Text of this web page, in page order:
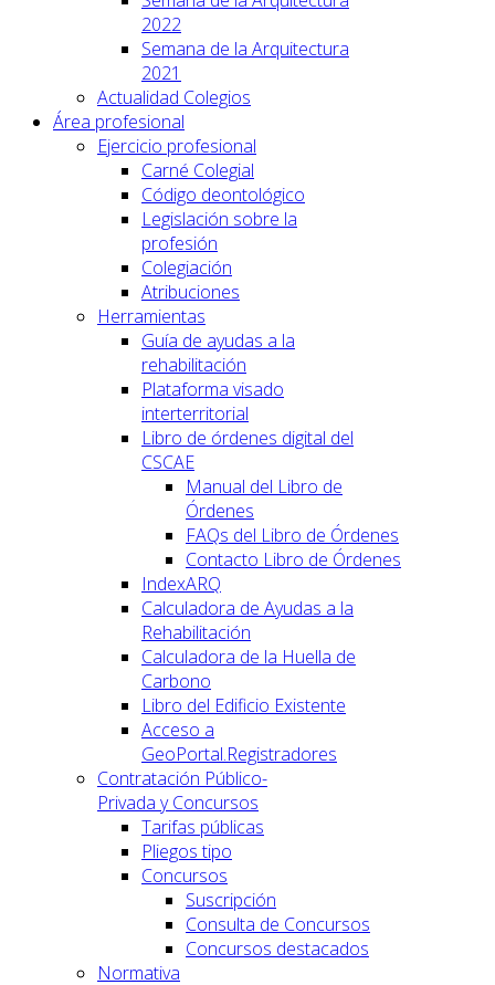
2022
Semana de la Arquitectura
2021
Actualidad Colegios
Área profesional
Ejercicio profesional
Carné Colegial
Código deontológico
Legislación sobre la
profesión
Colegiación
Atribuciones
Herramientas
Guía de ayudas a la
rehabilitación
Plataforma visado
interterritorial
Libro de órdenes digital del
CSCAE
Manual del Libro de
Órdenes
FAQs del Libro de Órdenes
Contacto Libro de Órdenes
IndexARQ
Calculadora de Ayudas a la
Rehabilitación
Calculadora de la Huella de
Carbono
Libro del Edificio Existente
Acceso a
GeoPortal.Registradores
Contratación Público-
Privada y Concursos
Tarifas públicas
Pliegos tipo
Concursos
Suscripción
Consulta de Concursos
Concursos destacados
Normativa